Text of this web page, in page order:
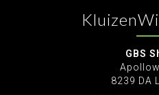
GBS
8239 DA